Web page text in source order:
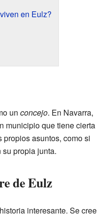
en Eulz?
un concejo. En Navarra,
municipio que tiene cierta
asuntos, como si
propia junta.
de Eulz
interesante. Se cree